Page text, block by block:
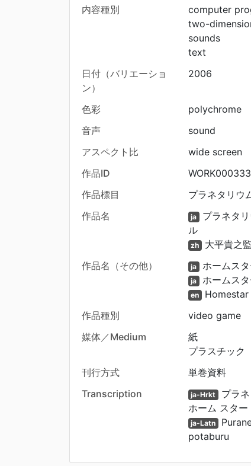
内容種別
computer
two-
sounds
text
日付（バリエーショ
ン）
2006
色彩
polychrome
音声
sound
アスペクト比
wide screen
作品ID
作品標目
プラネタリウ
作品名
ja
プラネタ
ル
zh
大平貴之
作品名（その他）
ja ホームス
ja ホームス
en
作品種別
video game
媒体／Medium
紙
プラスチック
刊行方式
単巻資料
Transcription
ja-Hrkt
プラ
ホーム スター
ja-Latn
potaburu